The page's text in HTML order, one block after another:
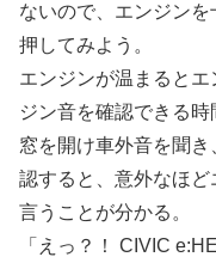
ないので、エンジン
押してみよう。
エンジンが温まると
ジン音を確認できる時
窓を開け車外音を聞
認すると、意外なほ
言うことが分かる。
「えっ？！ CIVIC